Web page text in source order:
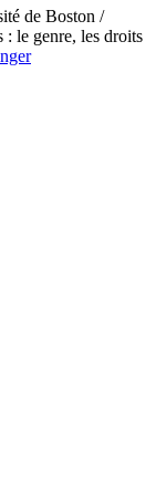
de Boston /
: le genre, les droits